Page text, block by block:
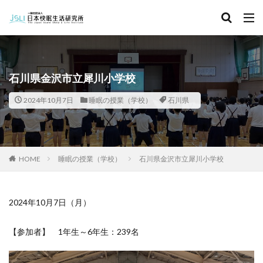
石川県金沢市立犀川小学校
2024年10月7日 睡眠の授業（学校） 石川県
HOME 睡眠の授業（学校） 石川県金沢市立犀川小学校
2024年10月7日（月）
【参加者】 1年生～6年生：239名
カテゴリー
タグ
北海道 青森県 秋田県 茨城県
埼玉県
千葉県
東京都 富山県 石川県
福井県
長野県
滋賀県 京都府 島根県
山口県